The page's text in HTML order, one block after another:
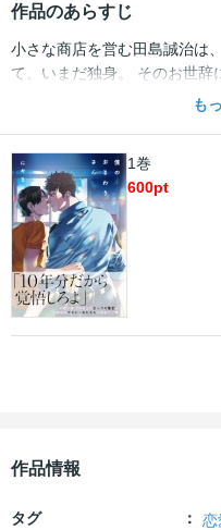
作品のあらすじ
小さな商店を営む田島誠治は
て、いまだ独身。 そのお世辞
く訪れる長身の警官は、仲本
き合いが続いていたのだが…
気なく発した言葉が、晋の積
作『無邪気なわんこと猫かぶ
す、予測不能＆初恋みたいな
わりさん」全5話 単行本収録
（おまけ漫画1P）
も
1巻
600pt
作品情報
タグ 恋